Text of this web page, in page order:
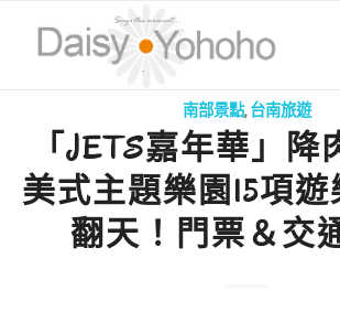
南部景點,台南旅遊
「JETS嘉年華」降
美式主題樂園15項
翻天！門票＆交